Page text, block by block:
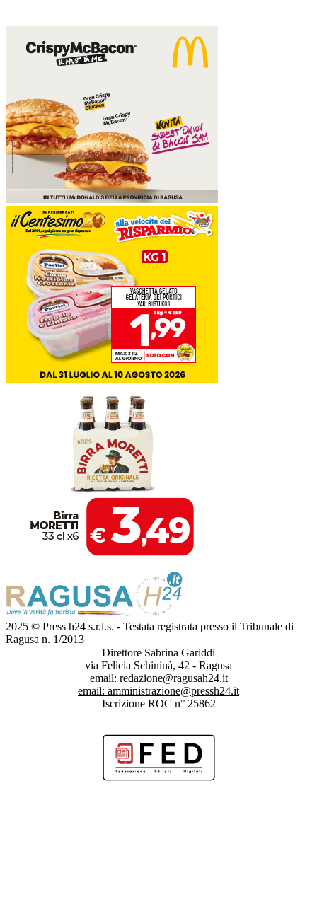
2025 © Press h24 s.r.l.s. - Testata registrata presso il Tribunale di
Ragusa n. 1/2013
Direttore Sabrina Gariddi
via Felicia Schininà, 42 - Ragusa
email: redazione@ragusah24.it
email: amministrazione@pressh24.it
Iscrizione ROC n° 25862